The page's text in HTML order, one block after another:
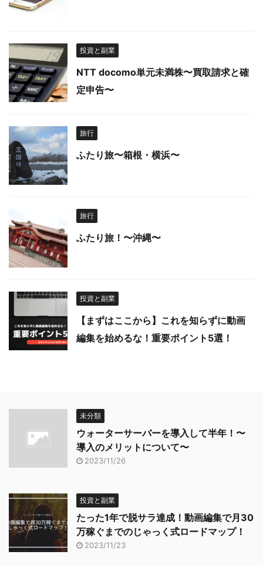
投資と副業
NTT docomo単元未満株〜買取請求と確
定申告〜
旅行
ふたり旅〜箱根・横浜〜
旅行
ふたり旅！〜沖縄〜
投資と副業
【まずはここから】これを知らずに動画
編集を始めるな！重要ポイント5選！
未分類
ウォーターサーバーを導入して半年！〜
導入のメリットについて〜
2023/11/26
投資と副業
たった1年で脱サラ達成！動画編集で月30
万稼ぐまでのじゃっく式ロードマップ！
2023/11/23